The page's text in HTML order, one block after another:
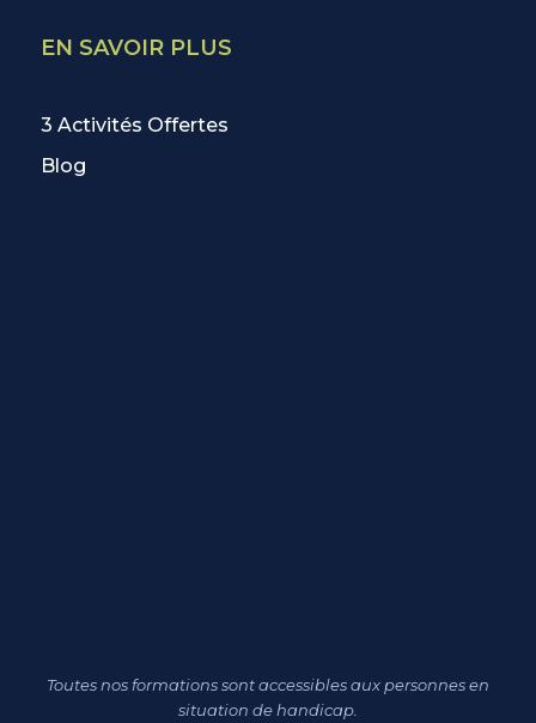
EN SAVOIR PLUS
3 Activités Offertes
Blog
Toutes nos formations sont accessibles aux personnes en
situation de handicap.